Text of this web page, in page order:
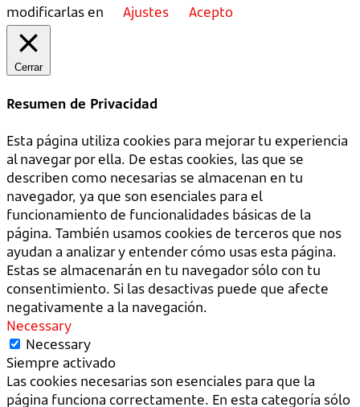
modificarlas en
Ajustes Acepto
Cerrar
Resumen de Privacidad
Esta página utiliza cookies para mejorar tu experiencia
al navegar por ella. De estas cookies, las que se
describen como necesarias se almacenan en tu
navegador, ya que son esenciales para el
funcionamiento de funcionalidades básicas de la
página. También usamos cookies de terceros que nos
ayudan a analizar y entender cómo usas esta página.
Estas se almacenarán en tu navegador sólo con tu
consentimiento. Si las desactivas puede que afecte
negativamente a la navegación.
Necessary
Necessary
Siempre activado
Las cookies necesarias son esenciales para que la
página funciona correctamente. En esta categoría sólo